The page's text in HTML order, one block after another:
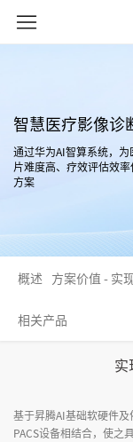
智慧医疗影像诊
通过华为AI智算系统，
片难度高、疗效评估效
方案
概述 方案价值 - 实
相关产品
基于昇腾AI基础软硬件
PACS设备相结合，使之